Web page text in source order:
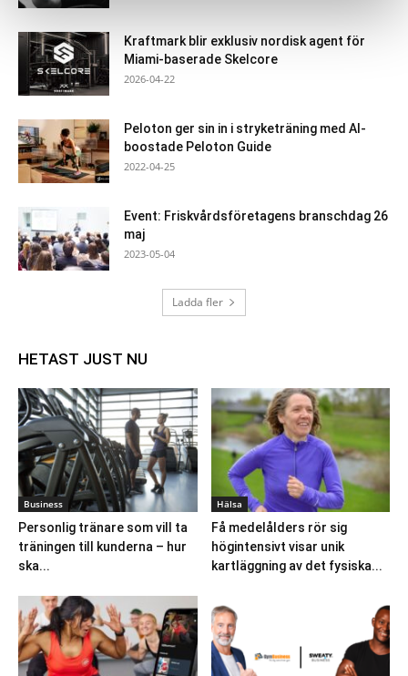
Kraftmark blir exklusiv nordisk agent för
Miami-baserade Skelcore
2026-04-22
Peloton ger sin in i stryketräning med AI-
boostade Peloton Guide
2022-04-25
Event: Friskvårdsföretagens branschdag 26
maj
2023-05-04
Ladda fler
HETAST JUST NU
Business
Personlig tränare som vill ta
träningen till kunderna – hur
ska...
Hälsa
Få medelålders rör sig
högintensivt visar unik
kartläggning av det fysiska...